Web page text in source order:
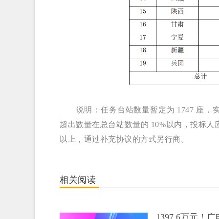
说明：任务台站数量暂定为 1747 座，
超出数量在总台站数量的 10%以内，投标
以上，通过补充协议的方式另行商。
相关阅读
1397.6万元！